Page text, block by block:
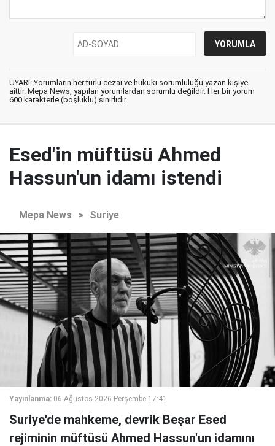
UYARI: Yorumların her türlü cezai ve hukuki sorumluluğu yazan kişiye
aittir. Mepa News, yapılan yorumlardan sorumlu değildir. Her bir yorum
600 karakterle (boşluklu) sınırlıdır.
Esed'in müftüsü Ahmed
Hassun'un idamı istendi
Mepa News > Suriye
Yayınlanma: 06 Ağustos 2026 Perşembe 17:41
Suriye'de mahkeme, devrik Beşar Esed
rejiminin müftüsü Ahmed Hassun'un idamını